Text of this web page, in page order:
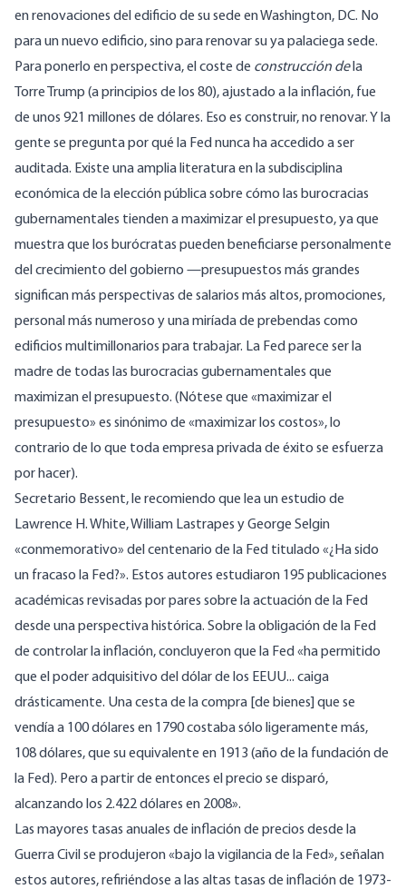
en renovaciones del edificio de su sede en Washington, DC. No
para un nuevo edificio, sino para renovar su ya palaciega sede.
Para ponerlo en perspectiva, el coste de construcción de la
Torre Trump (a principios de los 80), ajustado a la inflación, fue
de unos 921 millones de dólares. Eso es construir, no renovar. Y la
gente se pregunta por qué la Fed nunca ha accedido a ser
auditada. Existe una amplia literatura en la subdisciplina
económica de la elección pública sobre cómo las burocracias
gubernamentales tienden a maximizar el presupuesto, ya que
muestra que los burócratas pueden beneficiarse personalmente
del crecimiento del gobierno —presupuestos más grandes
significan más perspectivas de salarios más altos, promociones,
personal más numeroso y una miríada de prebendas como
edificios multimillonarios para trabajar. La Fed parece ser la
madre de todas las burocracias gubernamentales que
maximizan el presupuesto. (Nótese que «maximizar el
presupuesto» es sinónimo de «maximizar los costos», lo
contrario de lo que toda empresa privada de éxito se esfuerza
por hacer).
Secretario Bessent, le recomiendo que lea un estudio de
Lawrence H. White, William Lastrapes y George Selgin
«conmemorativo» del centenario de la Fed titulado «¿Ha sido
un fracaso la Fed?». Estos autores estudiaron 195 publicaciones
académicas revisadas por pares sobre la actuación de la Fed
desde una perspectiva histórica. Sobre la obligación de la Fed
de controlar la inflación,concluyeronque la Fed «ha permitido
que el poder adquisitivo del dólar de los EEUU... caiga
drásticamente. Una cesta de la compra [de bienes] que se
vendía a 100 dólares en 1790 costaba sólo ligeramente más,
108 dólares, que su equivalente en 1913 (año de la fundación de
la Fed). Pero a partir de entonces el precio se disparó,
alcanzando los 2.422 dólares en 2008».
Las mayores tasas anuales de inflación de precios desde la
Guerra Civil se produjeron «bajo la vigilancia de la Fed»,señalan
estos autores, refiriéndose a las altas tasas de inflación de 1973-